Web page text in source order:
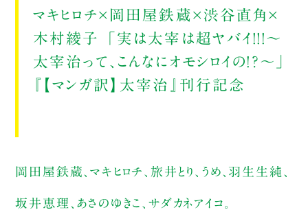
マキヒロチ×岡田屋鉄蔵×渋谷直角×
木村綾子 「実は太宰は超ヤバイ！！！～
太宰治って、こんなにオモシロイの！？～」
『【マンガ訳】太宰治』刊行記念
岡田屋鉄蔵、マキヒロチ、旅井とり、うめ、羽生生純、
坂井恵理、あさのゆきこ、サダカネアイコ。